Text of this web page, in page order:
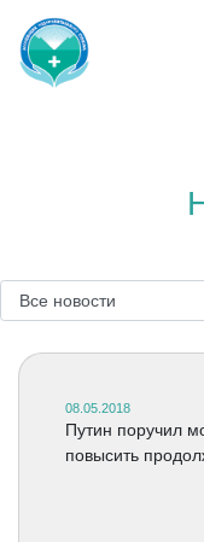
08.05.2018
Путин поручил
повысить